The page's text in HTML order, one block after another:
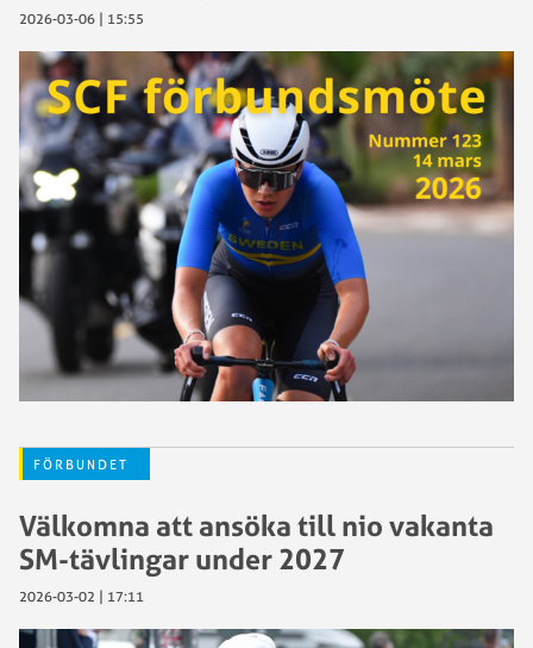
2026-03-06 | 15:55
FÖRBUNDET
Välkomna att ansöka till nio vakanta
SM-tävlingar under 2027
2026-03-02 | 17:11